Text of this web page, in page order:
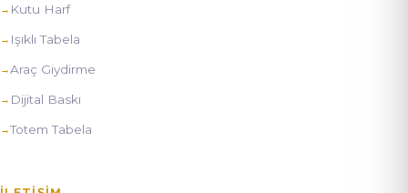
Kutu Harf
Işıklı Tabela
Araç Giydirme
Dijital Baskı
Totem Tabela